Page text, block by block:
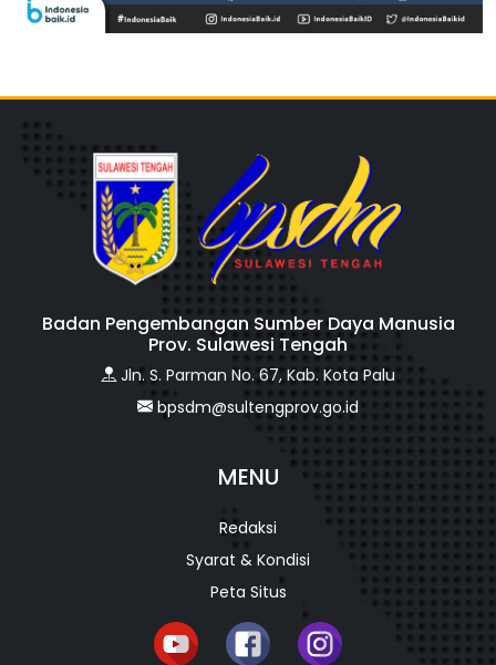
Badan Pengembangan Sumber Daya Manusia
Prov. Sulawesi Tengah
Jln. S. Parman No. 67, Kab. Kota Palu
bpsdm@sultengprov.go.id
MENU
Redaksi
Syarat & Kondisi
Peta Situs